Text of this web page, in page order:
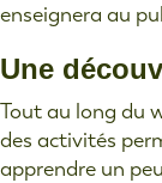
enseignera au
Une
Tout au long du
des activités
apprendre un